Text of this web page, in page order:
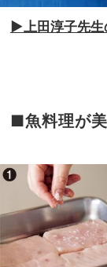
▶︎ 上田淳子先
■魚料理が